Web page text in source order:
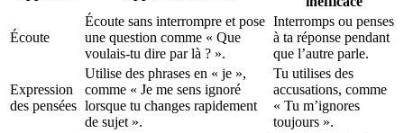
Écoute
Écoute sans interrompre et pose
une question comme « Que
voulais-tu dire par là ? ».
Interromps ou penses
à ta réponse pendant
que l’autre parle.
Expression
des pensées
Utilise des phrases en « je »,
comme « Je me sens ignoré
lorsque tu changes rapidement
de sujet ».
Tu utilises des
accusations, comme
« Tu m’ignores
toujours ».